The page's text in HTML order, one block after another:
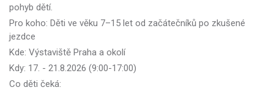
pohyb dětí.
Pro koho: Děti ve věku 7–15 let od začátečníků po zkušené
jezdce
Kde: Výstaviště Praha a okolí
Kdy: 17. - 21.8.2026 (9:00-17:00)
Co děti čeká: